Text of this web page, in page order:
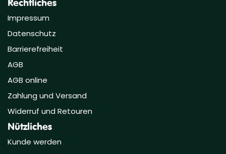
Impressum
Datenschutz
Barrierefreiheit
AGB
AGB online
Zahlung und Versand
Widerruf und Retouren
Nützliches
Kunde werden